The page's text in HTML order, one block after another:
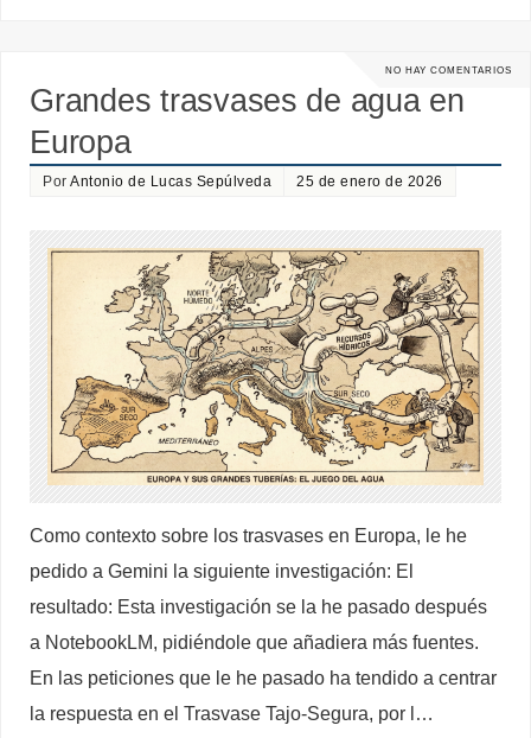
NO HAY COMENTARIOS
Grandes trasvases de agua en
Europa
PorAntonio de Lucas Sepúlveda 25 de enero de 2026
Como contexto sobre los trasvases en Europa, le he
pedido a Gemini la siguiente investigación: El
resultado: Esta investigación se la he pasado después
a NotebookLM, pidiéndole que añadiera más fuentes.
En las peticiones que le he pasado ha tendido a centrar
la respuesta en el Trasvase Tajo-Segura, por l…